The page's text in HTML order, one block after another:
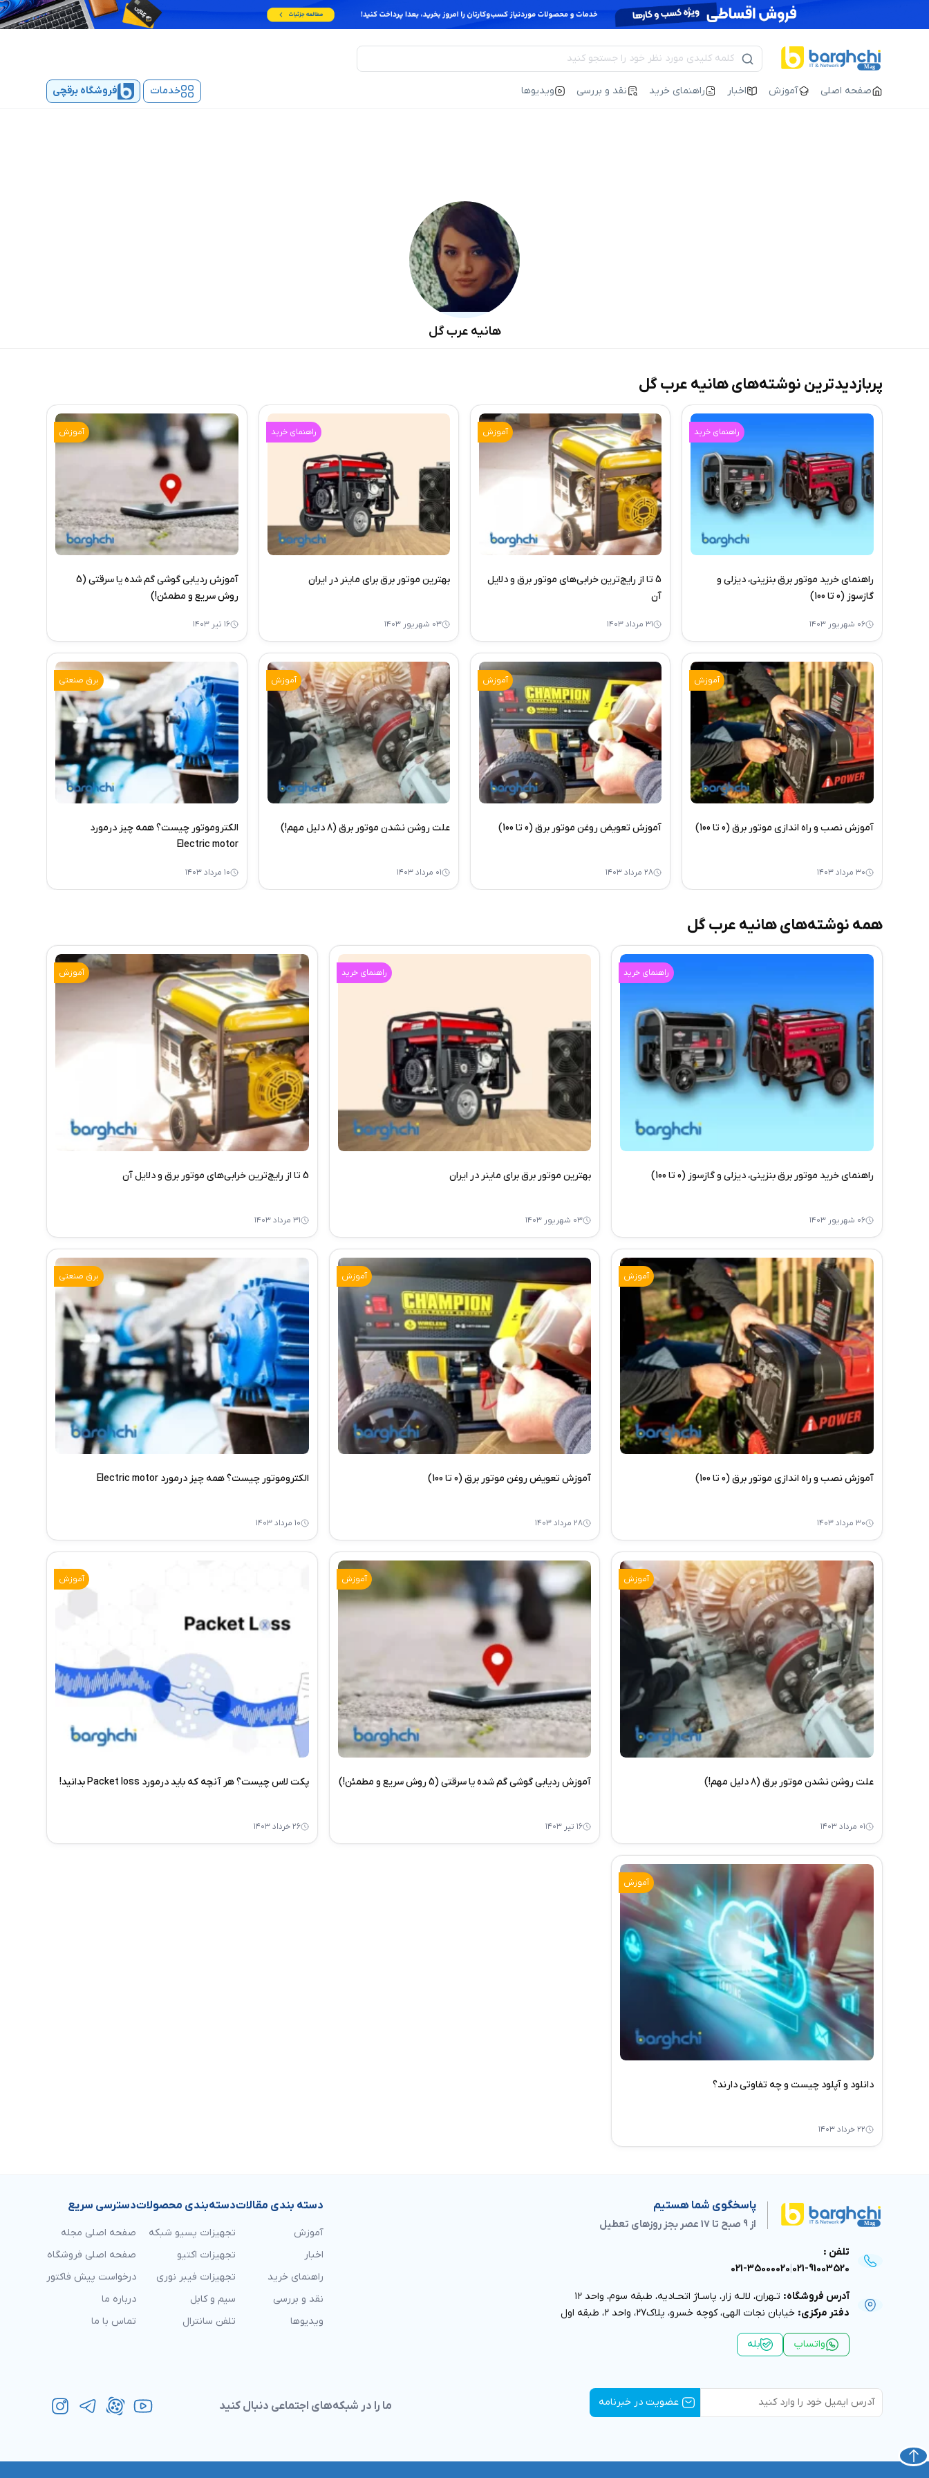
صفحه اصلی آموزش اخبار راهنمای خرید نقد و بررسی ویدیوها خدمات فروشگاه برقچی
هانیه عرب گل
پربازدیدترین نوشته‌های هانیه عرب گل
راهنمای خرید موتور برق بنزینی، دیزلی و
گازسوز (0 تا 100)
۰۶ شهریور ۱۴۰۳
راهنمای خرید
5 تا از رایج‌ترین خرابی‌های موتور برق و دلایل
آن
۳۱ مرداد ۱۴۰۳
آموزش
بهترین موتور برق برای ماینر در ایران
۰۳ شهریور ۱۴۰۳
راهنمای خرید
آموزش ردیابی گوشی گم شده یا سرقتی (5
روش سریع و مطمئن!)
۱۶ تیر ۱۴۰۳
آموزش
آموزش نصب و راه اندازی موتور برق (0 تا 100)
۳۰ مرداد ۱۴۰۳
آموزش
آموزش تعویض روغن موتور برق (0 تا 100)
۲۸ مرداد ۱۴۰۳
آموزش
علت روشن نشدن موتور برق (8 دلیل مهم!)
۰۱ مرداد ۱۴۰۳
آموزش
الکتروموتور چیست؟ همه چیز درمورد
Electric motor
۱۰ مرداد ۱۴۰۳
برق صنعتی
همه نوشته‌های هانیه عرب گل
راهنمای خرید موتور برق بنزینی، دیزلی و گازسوز (0 تا 100)
۰۶ شهریور ۱۴۰۳
راهنمای خرید
بهترین موتور برق برای ماینر در ایران
۰۳ شهریور ۱۴۰۳
راهنمای خرید
5 تا از رایج‌ترین خرابی‌های موتور برق و دلایل آن
۳۱ مرداد ۱۴۰۳
آموزش
آموزش نصب و راه اندازی موتور برق (0 تا 100)
۳۰ مرداد ۱۴۰۳
آموزش
آموزش تعویض روغن موتور برق (0 تا 100)
۲۸ مرداد ۱۴۰۳
آموزش
الکتروموتور چیست؟ همه چیز درمورد Electric motor
۱۰ مرداد ۱۴۰۳
برق صنعتی
علت روشن نشدن موتور برق (8 دلیل مهم!)
۰۱ مرداد ۱۴۰۳
آموزش
آموزش ردیابی گوشی گم شده یا سرقتی (5 روش سریع و مطمئن!)
۱۶ تیر ۱۴۰۳
آموزش
پکت لاس چیست؟ هر آنچه که باید درمورد Packet loss بدانید!
۲۶ خرداد ۱۴۰۳
آموزش
دانلود و آپلود چیست و چه تفاوتی دارند؟
۲۲ خرداد ۱۴۰۳
آموزش
پاسخگوی شما هستیم
از 9 صبح تا 17 عصر بجز روزهای تعطیل
تلفن :
021-91003520
021-35000020
آدرس فروشگاه: تـهران، لالـه زار، پاسـاژ اتحـاديه، طبقه سوم، واحد ١٢
دفتر مركزى: خيابان نجات الهى، كوچه خسرو، پلاك٢٧، واحد ٢، طبقه اول
واتساپ بله
دسته بندی مقالات
آموزش
اخبار
راهنمای خرید
نقد و بررسی
ویدیوها
دسته‌بندی محصولات
تجهیزات پسیو شبکه
تجهیزات اکتیو
تجهیزات فیبر نوری
سیم و کابل
تلفن سانترال
دسترسی سریع
صفحه اصلی مجله
صفحه اصلی فروشگاه
درخواست پیش فاکتور
درباره ما
تماس با ما
ما را در شبکه‌های اجتماعی دنبال کنید